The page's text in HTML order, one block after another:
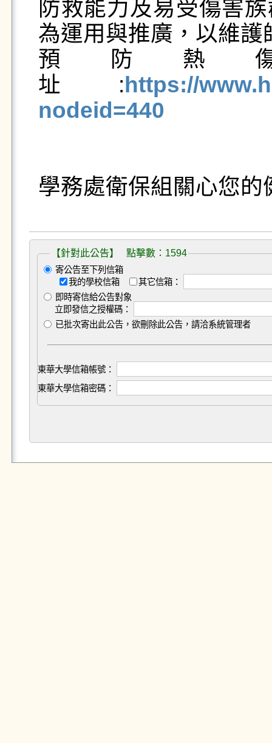
防救能力及易受傷害
為運用與推廣，以維護
預防熱
址: https://
nodeid=440
學務處衛保組關心您的
【針對此公告】 點擊數：1594
寄公告至下列信箱
我的學校信箱
其它信箱：
即時寄信給公告對象
立即發信之授權碼：
已批次寄出此公告，欲刪除此公告，請洽系統管理者
東華大學信箱帳號：
東華大學信箱密碼：